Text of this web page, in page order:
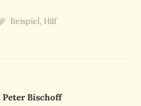
Beispiel, Hilf
Peter Bischoff